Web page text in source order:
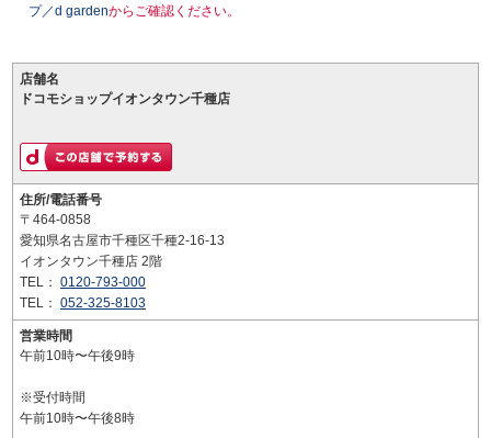
プ／d gardenからご確認ください。
店舗名
ドコモショップイオンタウン千種店
住所/電話番号
〒464-0858
愛知県名古屋市千種区千種2-16-13
イオンタウン千種店 2階
TEL： 0120-793-000
TEL： 052-325-8103
営業時間
午前10時〜午後9時
※受付時間
午前10時〜午後8時